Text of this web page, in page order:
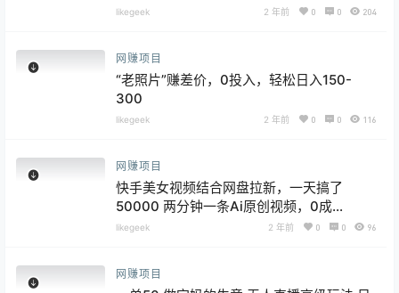
likegeek 2 年前 0 0 204
网赚项目
“老照片”赚差价，0投入，轻松日入150-
300
likegeek 2 年前 0 0 116
网赚项目
快手美女视频结合网盘拉新，一天搞了
50000 两分钟一条Ai原创视频，0成…
likegeek 2 年前 0 0 96
网赚项目